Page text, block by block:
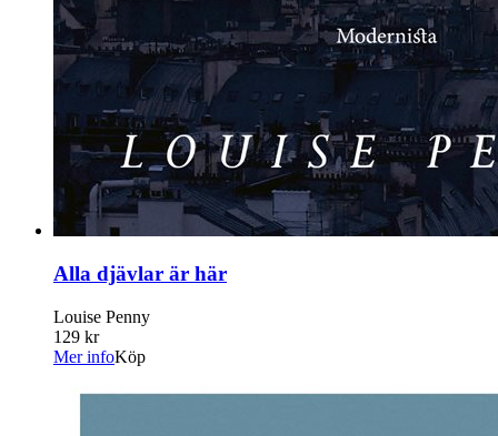
Alla djävlar är här
Louise Penny
129 kr
Mer infoKöp